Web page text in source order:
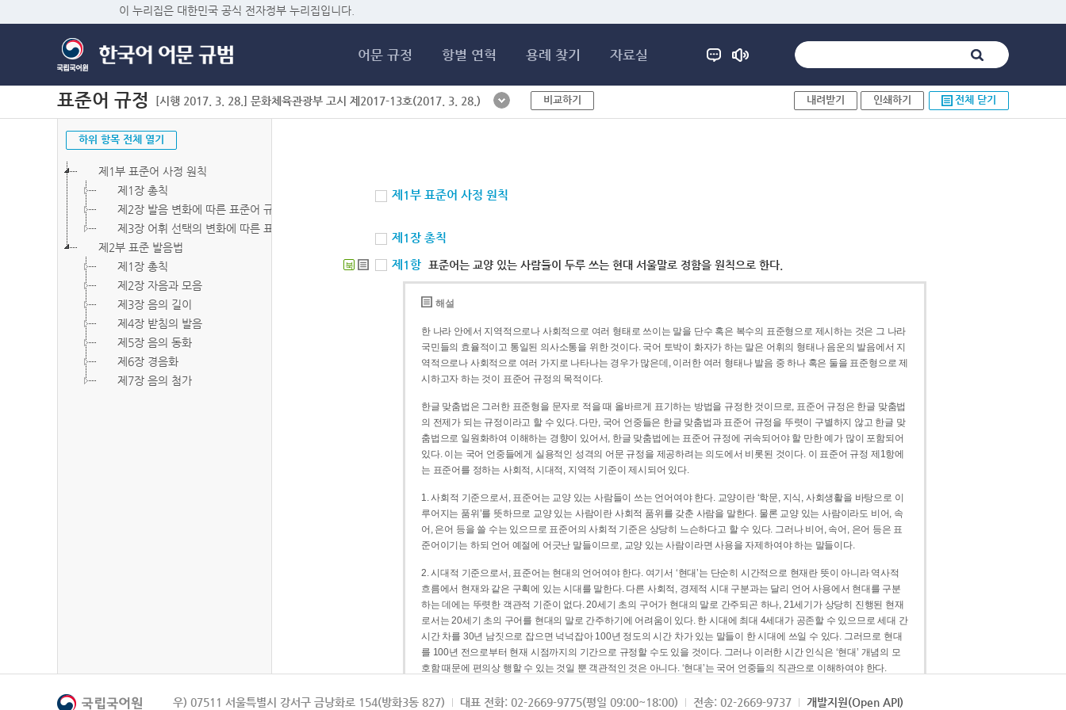
이 누리집은 대한민국 공식 전자정부 누리집입니다.
어문 규정 항별 연혁 용례 찾기 자료실
표준어 규정 [시행 2017. 3. 28.] 문화체육관광부 고시 제2017-13호(2017. 3. 28.) 비교하기 내려받기 인쇄하기 전체 닫기
하위 항목 전체 열기
제1부 표준어 사정 원칙
제1장 총칙
제2장 발음 변화에 따른 표준어 규정
제3장 어휘 선택의 변화에 따른 표준어 규정
제2부 표준 발음법
제1장 총칙
제2장 자음과 모음
제3장 음의 길이
제4장 받침의 발음
제5장 음의 동화
제6장 경음화
제7장 음의 첨가
제1부 표준어 사정 원칙
제1장 총칙
북 제1항 표준어는 교양 있는 사람들이 두루 쓰는 현대 서울말로 정함을 원칙으로 한다.
해설
한 나라 안에서 지역적으로나 사회적으로 여러 형태로 쓰이는 말을 단수 혹은 복수의 표준형으로 제시하는 것은 그 나라
국민들의 효율적이고 통일된 의사소통을 위한 것이다. 국어 토박이 화자가 하는 말은 어휘의 형태나 음운의 발음에서 지
역적으로나 사회적으로 여러 가지로 나타나는 경우가 많은데, 이러한 여러 형태나 발음 중 하나 혹은 둘을 표준형으로 제
시하고자 하는 것이 표준어 규정의 목적이다.
한글 맞춤법은 그러한 표준형을 문자로 적을 때 올바르게 표기하는 방법을 규정한 것이므로, 표준어 규정은 한글 맞춤법
의 전제가 되는 규정이라고 할 수 있다. 다만, 국어 언중들은 한글 맞춤법과 표준어 규정을 뚜렷이 구별하지 않고 한글 맞
춤법으로 일원화하여 이해하는 경향이 있어서, 한글 맞춤법에는 표준어 규정에 귀속되어야 할 만한 예가 많이 포함되어
있다. 이는 국어 언중들에게 실용적인 성격의 어문 규정을 제공하려는 의도에서 비롯된 것이다. 이 표준어 규정 제1항에
는 표준어를 정하는 사회적, 시대적, 지역적 기준이 제시되어 있다.
1. 사회적 기준으로서, 표준어는 교양 있는 사람들이 쓰는 언어여야 한다. 교양이란 ‘학문, 지식, 사회생활을 바탕으로 이
루어지는 품위’를 뜻하므로 교양 있는 사람이란 사회적 품위를 갖춘 사람을 말한다. 물론 교양 있는 사람이라도 비어, 속
어, 은어 등을 쓸 수는 있으므로 표준어의 사회적 기준은 상당히 느슨하다고 할 수 있다. 그러나 비어, 속어, 은어 등은 표
준어이기는 하되 언어 예절에 어긋난 말들이므로, 교양 있는 사람이라면 사용을 자제하여야 하는 말들이다.
2. 시대적 기준으로서, 표준어는 현대의 언어여야 한다. 여기서 ‘현대’는 단순히 시간적으로 현재란 뜻이 아니라 역사적
흐름에서 현재와 같은 구획에 있는 시대를 말한다. 다른 사회적, 경제적 시대 구분과는 달리 언어 사용에서 현대를 구분
하는 데에는 뚜렷한 객관적 기준이 없다. 20세기 초의 구어가 현대의 말로 간주되곤 하나, 21세기가 상당히 진행된 현재
로서는 20세기 초의 구어를 현대의 말로 간주하기에 어려움이 있다. 한 시대에 최대 4세대가 공존할 수 있으므로 세대 간
시간 차를 30년 남짓으로 잡으면 넉넉잡아 100년 정도의 시간 차가 있는 말들이 한 시대에 쓰일 수 있다. 그러므로 현대
를 100년 전으로부터 현재 시점까지의 기간으로 규정할 수도 있을 것이다. 그러나 이러한 시간 인식은 ‘현대’ 개념의 모
호함 때문에 편의상 행할 수 있는 것일 뿐 객관적인 것은 아니다. ‘현대’는 국어 언중들의 직관으로 이해하여야 한다.
3. 지역적 기준으로서, 표준어는 서울말이어야 한다. 이는 표준어의 공용어적 성격을 가장 크게 드러내 주는 기준이다.
우) 07511 서울특별시 강서구 금낭화로 154(방화3동 827) 대표 전화: 02-2669-9775(평일 09:00~18:00) 전송: 02-2669-9737 개발지원(Open API)